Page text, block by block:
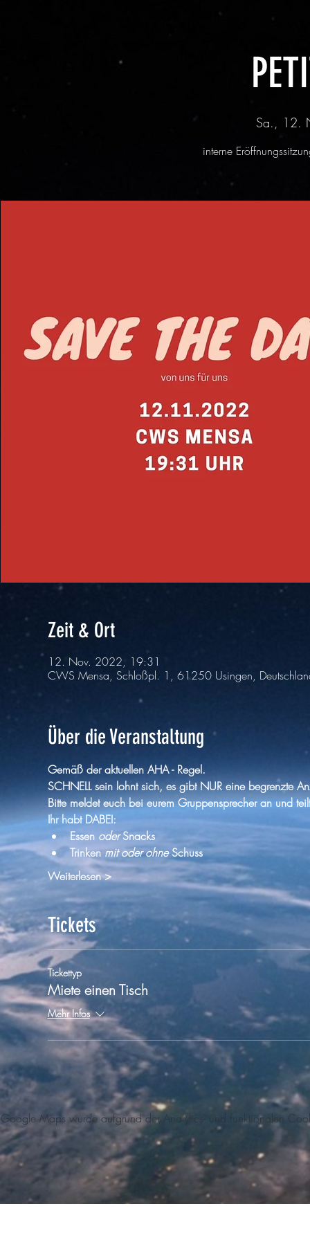
Sa., 12.
interne
Zeit & Ort
12. Nov. 2022, 19:31
CWS Mensa, Schloßpl. 1, 61250 Usingen,
Über die Veranstaltung
Gemäß der aktuellen AHA - Regel.
SCHNELL sein lohnt sich, es gibt NUR eine begrenzte
Bitte meldet euch bei eurem Gruppensprecher an und
Ihr habt DABEI:
Essen oder Snacks
Trinken mit oder ohne Schuss
Weiterlesen >
Tickets
Tickettyp
Miete einen Tisch
Mehr Infos
Google Maps wurde aufgrund der Analytics- und funktionalen